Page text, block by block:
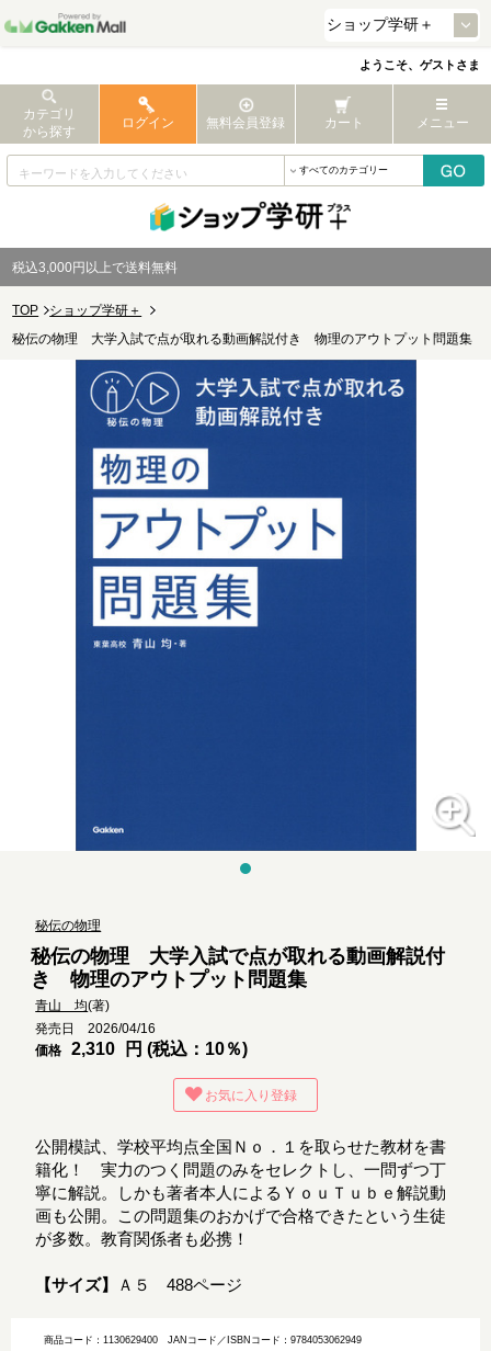
ようこそ、ゲストさま
カテゴリ
から探す
ログイン 無料会員登録 カート メニュー
税込3,000円以上で送料無料
TOP
ショップ学研＋
秘伝の物理 大学入試で点が取れる動画解説付き 物理のアウトプット問題集
秘伝の物理
秘伝の物理 大学入試で点が取れる動画解説付
き 物理のアウトプット問題集
青山 均(著)
発売日 2026/04/16
価格
2,310 円 (税込：10％)
お気に入り登録
公開模試、学校平均点全国Ｎｏ．１を取らせた教材を書
籍化！ 実力のつく問題のみをセレクトし、一問ずつ丁
寧に解説。しかも著者本人によるＹｏｕＴｕｂｅ解説動
画も公開。この問題集のおかげで合格できたという生徒
が多数。教育関係者も必携！
【サイズ】 Ａ５ 488ページ
商品コード：1130629400JANコード／ISBNコード：9784053062949